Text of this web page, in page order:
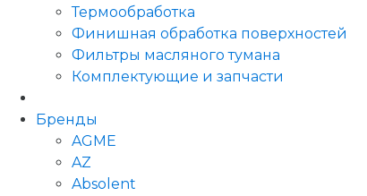
Термообработка
Финишная обработка поверхностей
Фильтры масляного тумана
Комплектующие и запчасти
Бренды
AGME
AZ
Absolent